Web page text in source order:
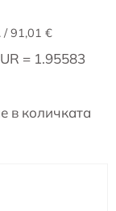
/ 91,01 €
= 1.95583
в количката